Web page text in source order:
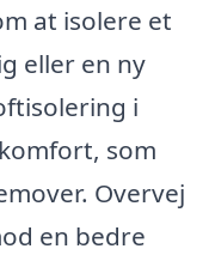
at isolere et
eller en ny
i
som
Overvej
en bedre